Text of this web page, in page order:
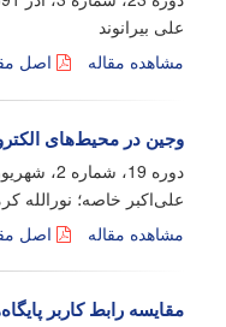
علی بیرانوند
مشاهده مقاله
اصل
وجین در محیط‌های
دوره 19، شماره 2، شهریور 1387، صفحه
علی‌اکبر خاصه؛ نورالله
مشاهده مقاله
اصل
مقایسه رابط کاربر